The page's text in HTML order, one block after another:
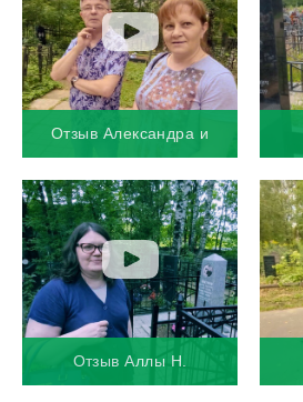
Отзыв Александра и
Отзыв Аллы Н.